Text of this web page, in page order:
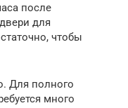
после
для
чтобы
Для полного
много